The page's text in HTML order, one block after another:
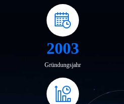
2003
Gründungsjahr